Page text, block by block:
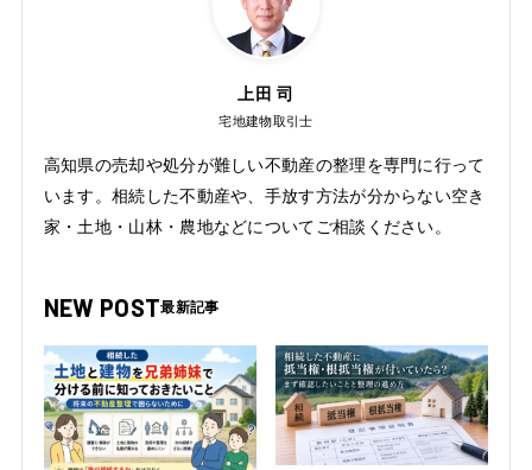
上田 司
宅地建物取引士
高知県の売却や処分が難しい不動産の整理を専門に行って
います。相続した不動産や、手放す方法が分からない空き
家・土地・山林・農地などについてご相談ください。
NEW POST